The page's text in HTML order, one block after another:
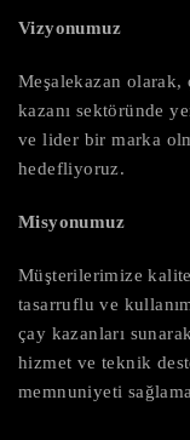
Vizyonumuz
Meşalekazan olarak,
kazanı sektöründe
ve lider bir marka
hedefliyoruz.
Misyonumuz
Müşterilerimize
tasarruflu ve
çay kazanları
hizmet ve teknik
memnuniyeti